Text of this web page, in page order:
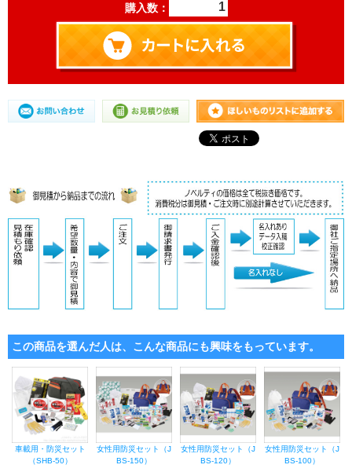
購入数：
この商品を選んだ人は、こんな商品にも興味をもっています。
車載用・防災セット
（SHB-50）
女性用防災セット（J
BS-150）
女性用防災セット（J
BS-120）
女性用防災セット（J
BS-100）